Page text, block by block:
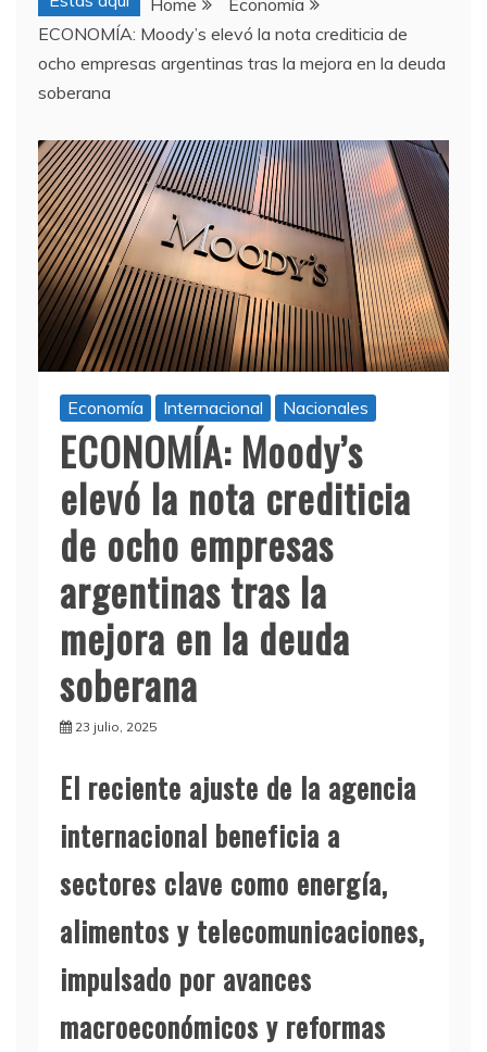
Home
Economía
ECONOMÍA: Moody’s elevó la nota crediticia de
ocho empresas argentinas tras la mejora en la deuda
soberana
Economía Internacional Nacionales
ECONOMÍA: Moody’s
elevó la nota crediticia
de ocho empresas
argentinas tras la
mejora en la deuda
soberana
23 julio, 2025
El reciente ajuste de la agencia
internacional beneficia a
sectores clave como energía,
alimentos y telecomunicaciones,
impulsado por avances
macroeconómicos y reformas